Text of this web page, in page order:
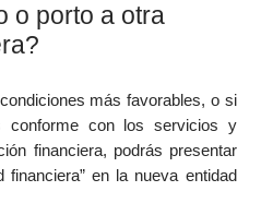
o porto a otra
más favorables, o si
conforme con los servicios y
financiera, podrás presentar
financiera” en la nueva entidad